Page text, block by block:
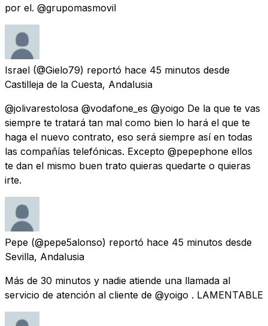
por el. @grupomasmovil
Israel (@Gielo79) reportó hace 45 minutos desde
Castilleja de la Cuesta, Andalusia
@jolivarestolosa @vodafone_es @yoigo De la que te vas
siempre te tratará tan mal como bien lo hará el que te
haga el nuevo contrato, eso será siempre así en todas
las compañías telefónicas. Excepto @pepephone ellos
te dan el mismo buen trato quieras quedarte o quieras
irte.
Pepe (@pepe5alonso) reportó hace 45 minutos desde
Sevilla, Andalusia
Más de 30 minutos y nadie atiende una llamada al
servicio de atención al cliente de @yoigo . LAMENTABLE